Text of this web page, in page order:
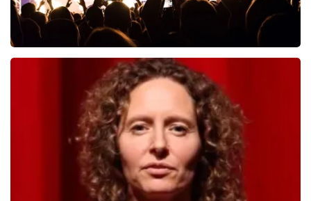
Don Omar
laatste 30 minuten
BESTEL NU